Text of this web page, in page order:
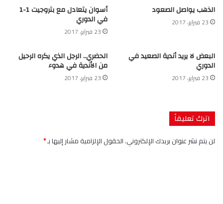
الذهب يواصل الصعود
23 فبراير، 2017
أسوان يتعادل مع بتروجيت 1-1
في الدوري
23 فبراير، 2017
البعض لا يريد أندية الصعيد في
الدوري
23 فبراير، 2017
الحضري.. الرجل الذي يكره الرحيل
من الأندية في هدوء
23 فبراير، 2017
اترك تعليقاً
لن يتم نشر عنوان بريدك الإلكتروني.الحقول الإلزامية مشار إليها بـ*